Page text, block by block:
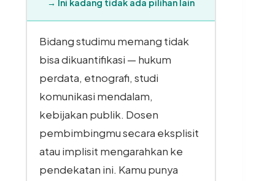
→ Ini kadang tidak ada pilihan lain
Bidang studimu memang tidak
bisa dikuantifikasi — hukum
perdata, etnografi, studi
komunikasi mendalam,
kebijakan publik. Dosen
pembimbingmu secara eksplisit
atau implisit mengarahkan ke
pendekatan ini. Kamu punya